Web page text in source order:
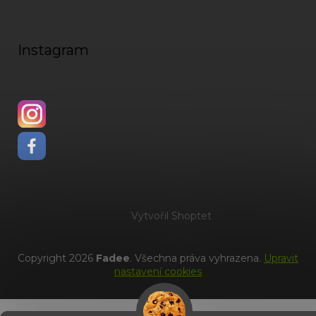
Instagram
Vytvořil Shoptet
Copyright 2026 Fadee. Všechna práva vyhrazena. Upravit
nastavení cookies